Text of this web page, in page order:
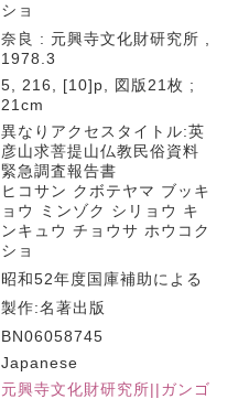
ショ
奈良 : 元興寺文化財研究所 ,
1978.3
5, 216, [10]p, 図版21枚 ;
21cm
異なりアクセスタイトル:英
彦山求菩提山仏教民俗資料
緊急調査報告書
ヒコサン クボテヤマ ブッキ
ョウ ミンゾク シリョウ キ
ンキュウ チョウサ ホウコク
ショ
昭和52年度国庫補助による
製作:名著出版
BN06058745
Japanese
元興寺文化財研究所||ガンゴ